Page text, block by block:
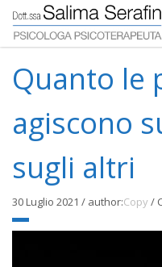
Quanto le
agiscono
sugli altri
30 Luglio 2021 / author:Copy /